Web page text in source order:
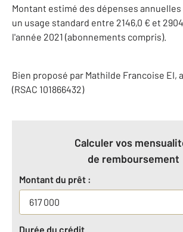
Montant estimé des dépenses
un usage standard entre 2146,0 € et
l'année 2021 (abonnements compris).
Bien proposé par Mathilde Francoise EI,
(RSAC 101866432)
Calculer vos
de remboursement
Montant du prêt :
Durée du crédit